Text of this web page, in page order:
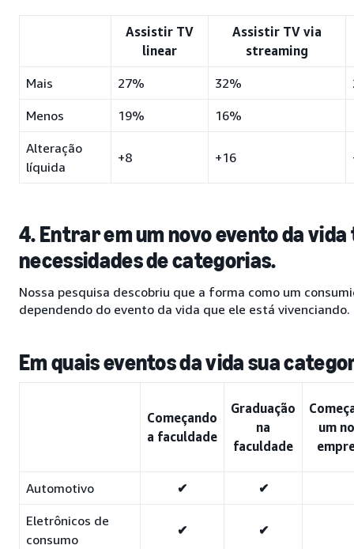
Assistir TV
linear
Assistir TV via
streaming
Mais 27% 32%
Menos 19% 16%
Alteração
líquida
+8 +16
4. Entrar em um novo evento da
necessidades de categorias.
Nossa pesquisa descobriu que a forma como um
dependendo do evento da vida que ele está vivenciando.
Em quais eventos da vida sua
Começando
a faculdade
Graduação
na
faculdade
um
Automotivo ✔ ✔
Eletrônicos de
consumo
✔ ✔